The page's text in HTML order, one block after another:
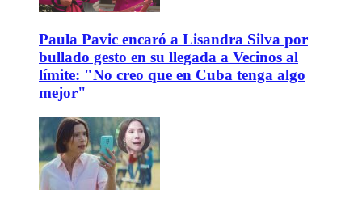
Paula Pavic encaró a Lisandra Silva por
bullado gesto en su llegada a Vecinos al
límite: "No creo que en Cuba tenga algo
mejor"